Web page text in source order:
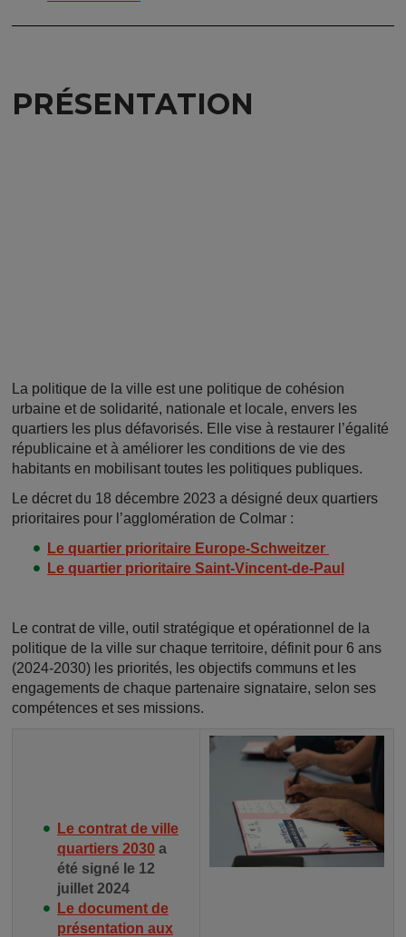
PRÉSENTATION
La politique de la ville est une politique de cohésion
urbaine et de solidarité, nationale et locale, envers les
quartiers les plus défavorisés. Elle vise à restaurer l’égalité
républicaine et à améliorer les conditions de vie des
habitants en mobilisant toutes les politiques publiques.
Le décret du 18 décembre 2023 a désigné deux quartiers
prioritaires pour l’agglomération de Colmar :
Le quartier prioritaire Europe-Schweitzer
Le quartier prioritaire Saint-Vincent-de-Paul
Le contrat de ville, outil stratégique et opérationnel de la
politique de la ville sur chaque territoire, définit pour 6 ans
(2024-2030) les priorités, les objectifs communs et les
engagements de chaque partenaire signataire, selon ses
compétences et ses missions.
Le contrat de ville
quartiers 2030 a
été signé le 12
juillet 2024
Le document de
présentation aux
Image